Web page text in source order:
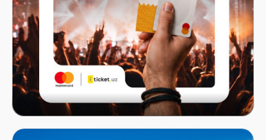
Mastercard x ITICKET.UZ